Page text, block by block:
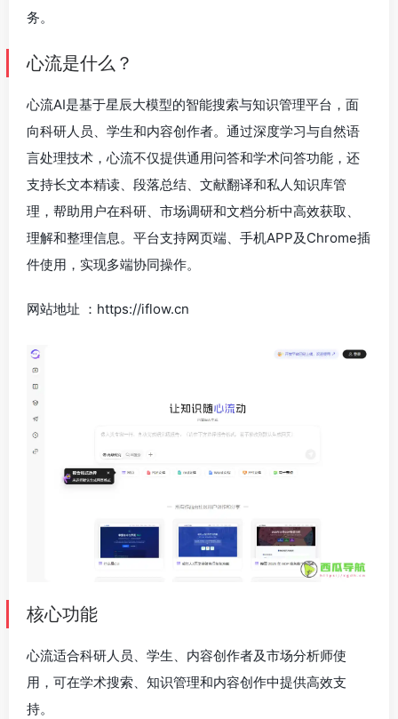
务。
心流是什么？
心流AI是基于星辰大模型的智能搜索与知识管理平台，面
向科研人员、学生和内容创作者。通过深度学习与自然语
言处理技术，心流不仅提供通用问答和学术问答功能，还
支持长文本精读、段落总结、文献翻译和私人知识库管
理，帮助用户在科研、市场调研和文档分析中高效获取、
理解和整理信息。平台支持网页端、手机APP及Chrome插
件使用，实现多端协同操作。
网站地址 ：https://iflow.cn
核心功能
心流适合科研人员、学生、内容创作者及市场分析师使
用，可在学术搜索、知识管理和内容创作中提供高效支
持。